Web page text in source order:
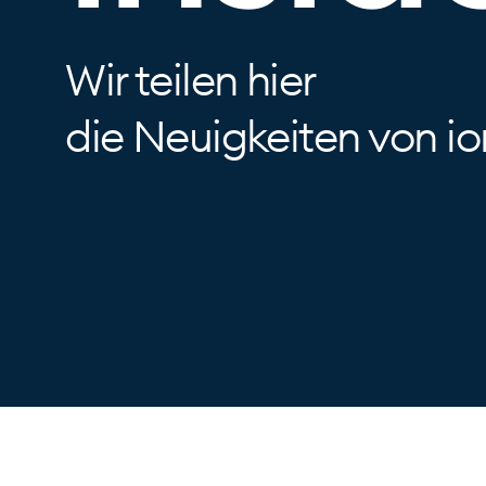
Wir teilen hier
die Neuigkeiten von